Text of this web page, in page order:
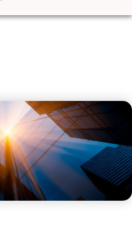
מתי באמת סעיף